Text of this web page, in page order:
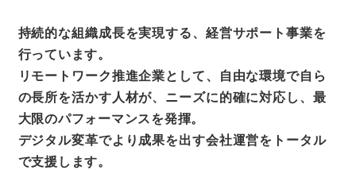
持続的な組織成長を実現する、経営サポート事業を
行っています。
リモートワーク推進企業として、自由な環境で自ら
の長所を活かす人材が、ニーズに的確に対応し、最
大限のパフォーマンスを発揮。
デジタル変革でより成果を出す会社運営をトータル
で支援します。